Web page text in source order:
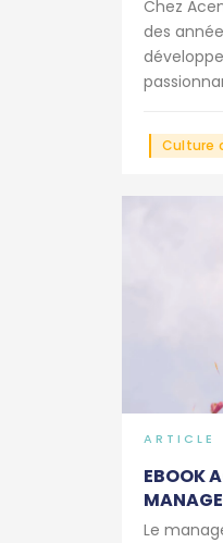
Chez
des
Culture
ARTICLE
EBOOK
Le